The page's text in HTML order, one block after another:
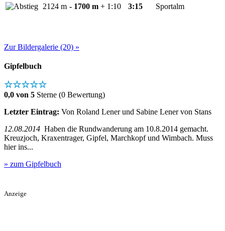
2124 m - 1700 m + 1:10 3:15 Sportalm
Zur Bildergalerie (20) »
Gipfelbuch
☆☆☆☆☆
0,0 von 5 Sterne (0 Bewertung)
Letzter Eintrag: Von Roland Lener und Sabine Lener von Stans
12.08.2014 Haben die Rundwanderung am 10.8.2014 gemacht.
Kreuzjoch, Kraxentrager, Gipfel, Marchkopf und Wimbach. Muss
hier ins...
» zum Gipfelbuch
Anzeige